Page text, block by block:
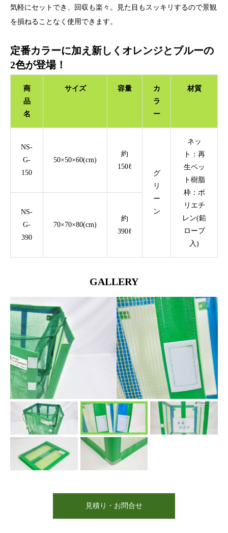
気軽にセットでき、回収も楽々。見た目もスッキリするので景観
を損ねることなく使用できます。
定番カラーに加え新しくオレンジとブルーの
2色が登場！
商
品
名
サイズ 容量
カ
ラ
ー
材質
NS-
G-
150
50×50×60(cm)
約
150ℓ
グ
リ
ー
ン
ネッ
ト：再
生ペッ
ト樹脂
枠：ポ
リエチ
レン(鉛
ロープ
入)
NS-
G-
390
70×70×80(cm)
約
390ℓ
GALLERY
見積り・お問合せ